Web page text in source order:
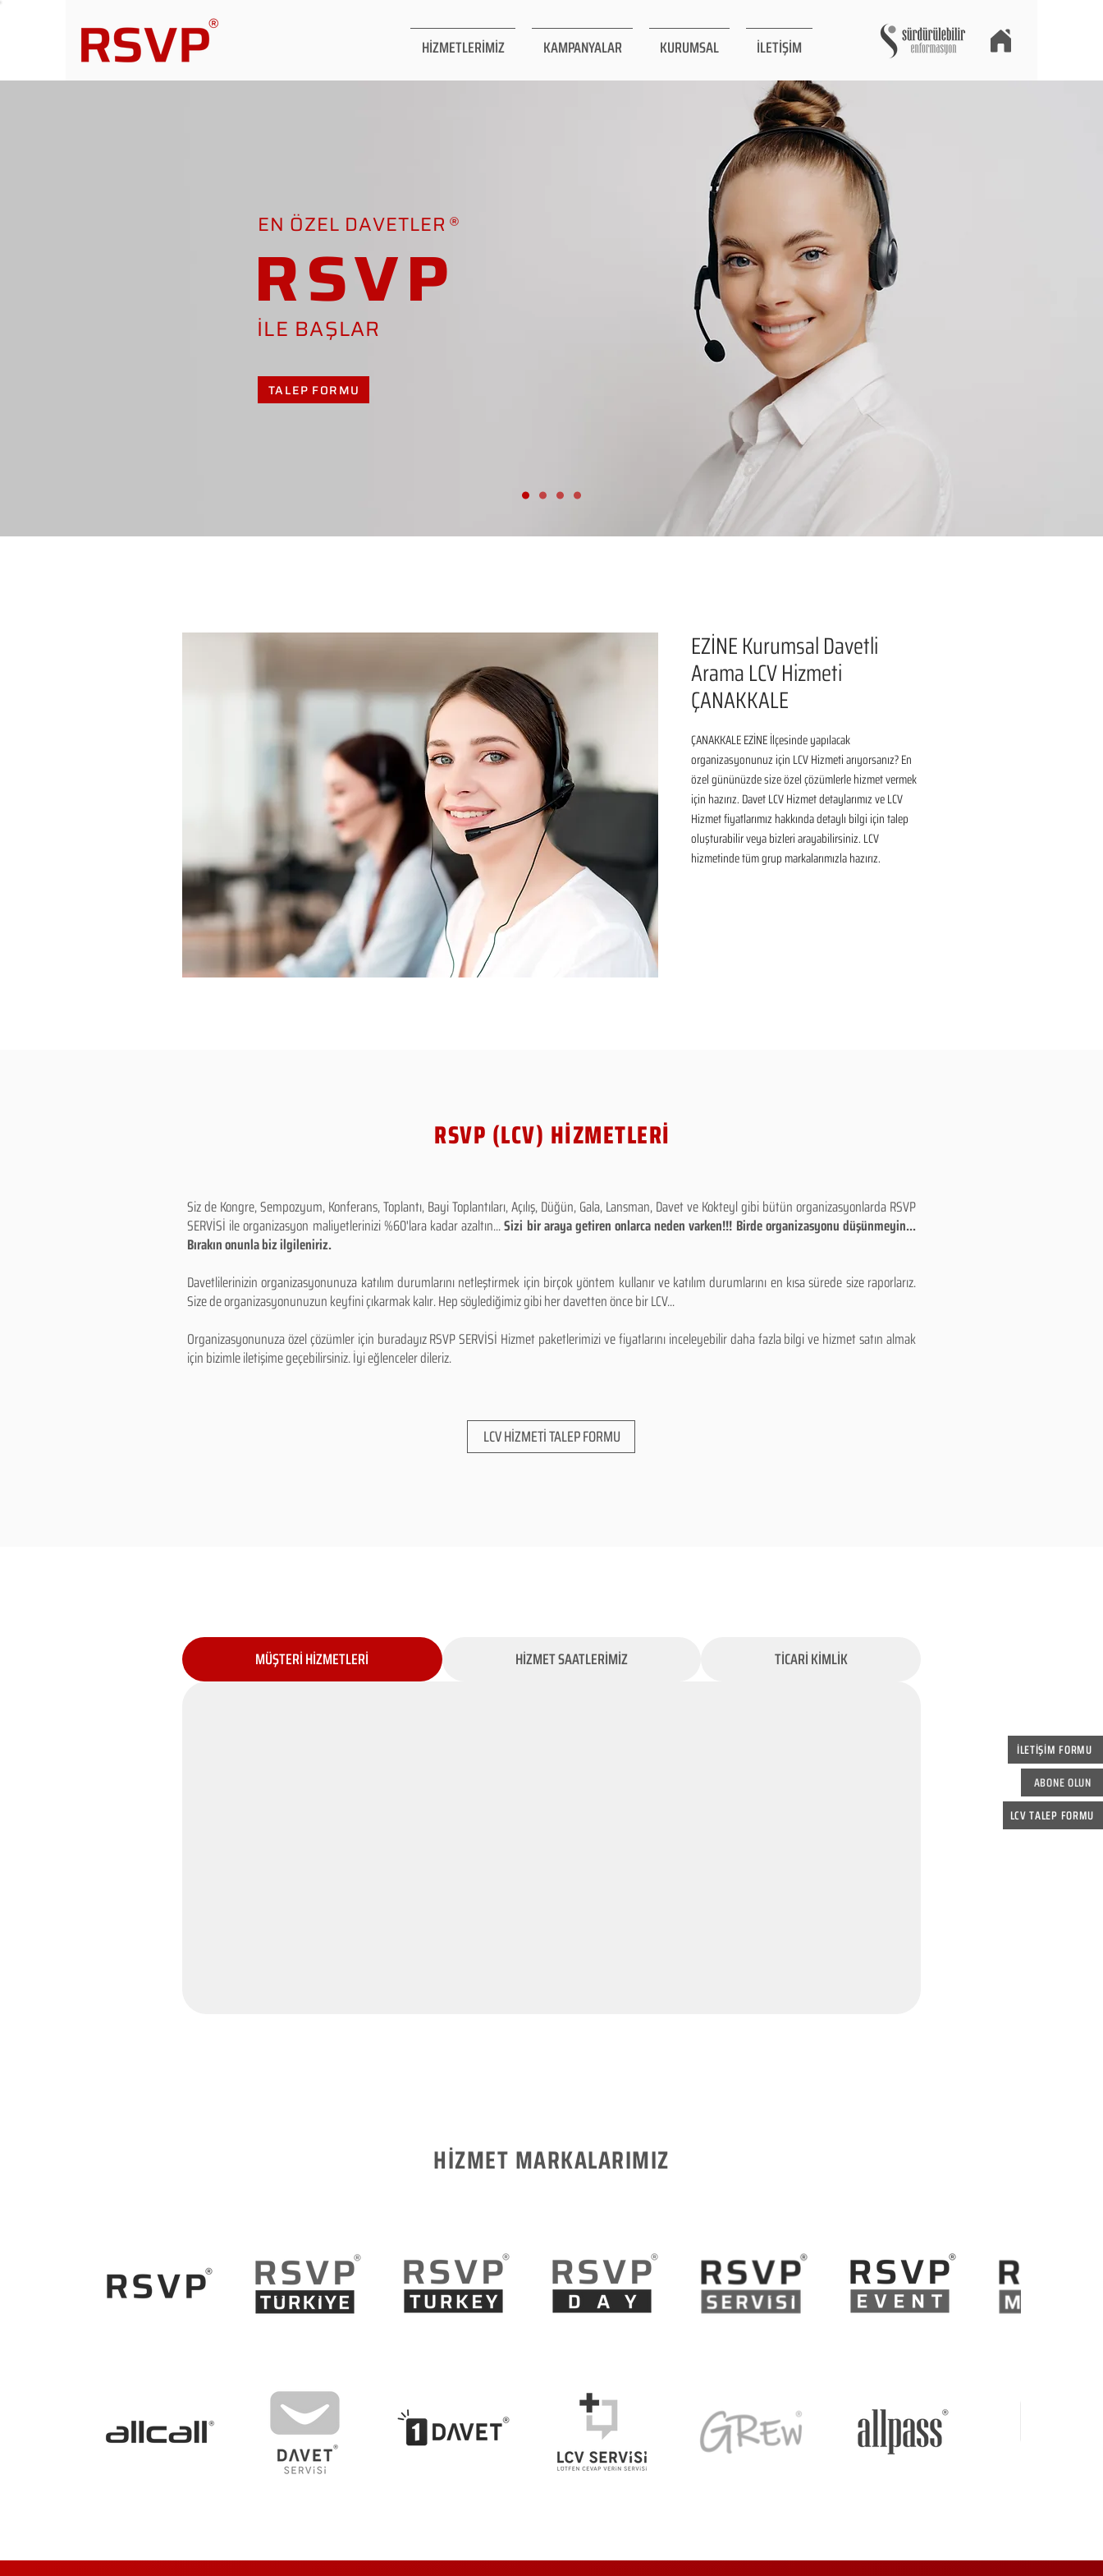
HİZMETLERİMİZ KAMPANYALAR KURUMSAL İLETİŞİM
İLETİŞİM FORMU
ABONE OLUN
LCV TALEP FORMU
EN ÖZEL DAVETLER
RSVP
İLE BAŞLAR
TALEP FORMU
EZİNE Kurumsal Davetli
Arama LCV Hizmeti
ÇANAKKALE
ÇANAKKALE EZİNE İlçesinde yapılacak
organizasyonunuz için LCV Hizmeti arıyorsanız? En
özel gününüzde size özel çözümlerle hizmet vermek
için hazırız. Davet LCV Hizmet detaylarımız ve LCV
Hizmet fiyatlarımız hakkında detaylı bilgi için talep
oluşturabilir veya bizleri arayabilirsiniz. LCV
hizmetinde tüm grup markalarımızla hazırız.
RSVP (LCV) HİZMETLERİ
Siz de Kongre, Sempozyum, Konferans, Toplantı, Bayi Toplantıları, Açılış, Düğün, Gala, Lansman, Davet ve Kokteyl gibi bütün organizasyonlarda RSVP
SERVİSİ ile organizasyon maliyetlerinizi %60'lara kadar azaltın...Sizi bir araya getiren onlarca neden varken!!! Birde organizasyonu düşünmeyin...
Bırakın onunla biz ilgileniriz.
Davetlilerinizin organizasyonunuza katılım durumlarını netleştirmek için birçok yöntem kullanır ve katılım durumlarını en kısa sürede size raporlarız.
Size de organizasyonunuzun keyfini çıkarmak kalır. Hep söylediğimiz gibi her davetten önce bir LCV...
Organizasyonunuza özel çözümler için buradayız RSVP SERVİSİ Hizmet paketlerimizi ve fiyatlarını inceleyebilir daha fazla bilgi ve hizmet satın almak
için bizimle iletişime geçebilirsiniz. İyi eğlenceler dileriz.
LCV HİZMETİ TALEP FORMU
MÜŞTERİ HİZMETLERİ HİZMET SAATLERİMİZ TİCARİ KİMLİK
HİZMET MARKALARIMIZ